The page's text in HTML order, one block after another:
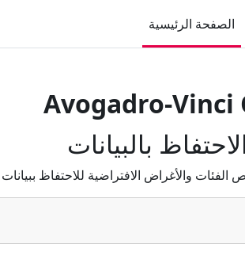
الصفحة الرئيسية
Avogadro-Vinci
بالبيانات
الفئات والأغراض الافتراضية للاحتفاظ